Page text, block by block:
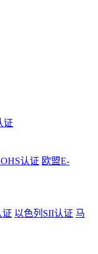
证
认证 欧盟E-
证 以色列SII认证 马